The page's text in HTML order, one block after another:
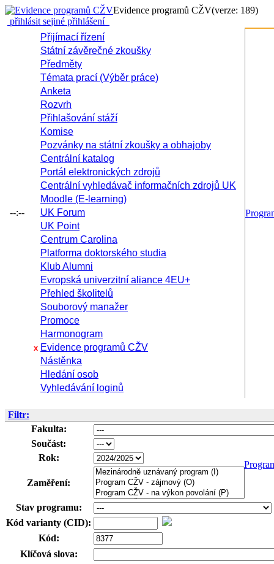
Evidence programů CŽV(verze: 189)
přihlásit sejiné přihlášení
--:--
Přijímací řízení
Státní závěrečné zkoušky
Předměty
Témata prací (Výběr práce)
Anketa
Rozvrh
Přihlašování stáží
Komise
Pozvánky na státní zkoušky a obhajoby
Centrální katalog
Portál elektronických zdrojů
Centrální vyhledávač informačních zdrojů UK
Moodle (E-learning)
UK Forum
UK Point
Centrum Carolina
Platforma doktorského studia
Klub Alumni
Evropská univerzitní aliance 4EU+
Přehled školitelů
Souborový manažer
Promoce
Harmonogram
x Evidence programů CŽV
Nástěnka
Hledání osob
Vyhledávání loginů
Filtr:
Fakulta:
Součást:
Rok:
Zaměření:
Stav programu:
Kód varianty (CID):
Kód:
Klíčová slova: